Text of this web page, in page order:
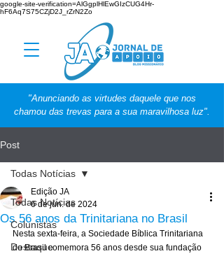
google-site-verification=AlGgplHlEwGIzCUG4Hr-
hF6Aq7S75CZjD2J_rZrN2Zo
"Anunciando as virtudes daquele que nos
chamou das trevas para a sua maravilhosa luz".
Post
Todas Notícias
Colunistas
Destaque
Todas Notícias
Os 56 anos da Trinitariana no Brasil
Edição JA
6 de jun. de 2024
Nesta sexta-feira, a Sociedade Bíblica Trinitariana
do Brasil comemora 56 anos desde sua fundação